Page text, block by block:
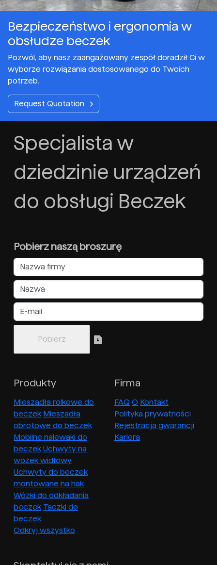
Bezpieczeństwo i ergonomia w
obsłudze beczek
Pozwól, aby nasz zaangażowany zespół doradził Ci w
wyborze rozwiązania dostosowanego do Twoich
potrzeb.
Request Quotation
Specjalista w
dziedzinie urządzeń
do obsługi Beczek
Pobierz naszą broszurę
Produkty
Mieszadła rolkowe do
beczek Mieszadła
obrotowe do beczek
Mobilne nalewaki do
beczek Uchwyty na
wózek widłowy
Uchwyty do beczek
montowane na hak
Wózki do odkładania
beczek Taczki do
beczek
Odkryj wszystko
Firma
FAQ O Kontakt
Polityka prywatności
Rejestracja gwarancji
Kariera